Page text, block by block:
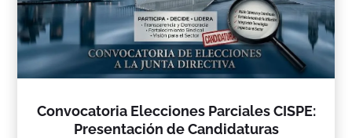
Convocatoria Elecciones Parciales CISPE:
Presentación de Candidaturas